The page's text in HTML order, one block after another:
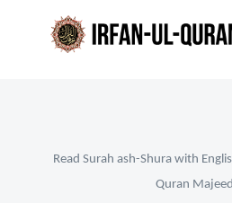
Read Surah ash-Shura with
Quran